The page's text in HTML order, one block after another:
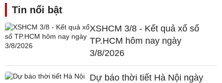
Tin nổi bật
XSHCM 3/8 - Kết quả xổ số
TP.HCM hôm nay ngày
3/8/2026
Dự báo thời tiết Hà Nội ngày